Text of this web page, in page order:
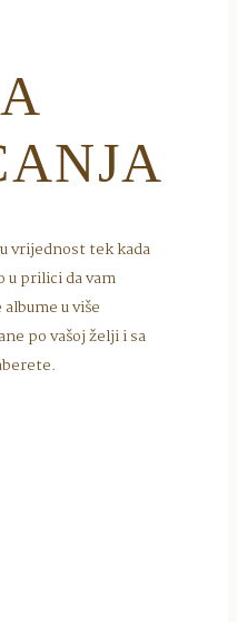
vrijednost tek kada
u prilici da vam
u više
po vašoj želji i sa